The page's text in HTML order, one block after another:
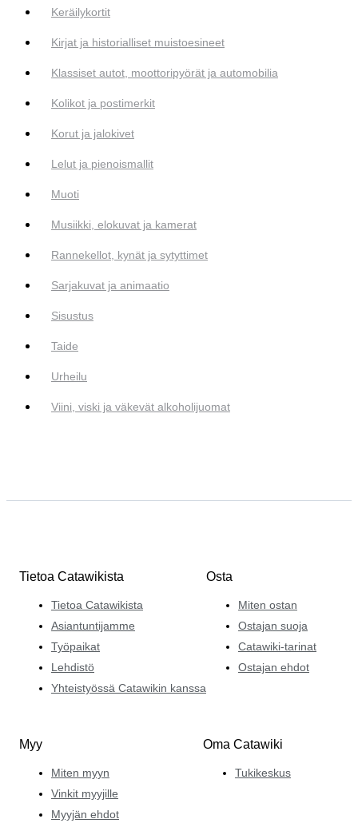
Keräilykortit
Kirjat ja historialliset muistoesineet
Klassiset autot, moottoripyörät ja automobilia
Kolikot ja postimerkit
Korut ja jalokivet
Lelut ja pienoismallit
Muoti
Musiikki, elokuvat ja kamerat
Rannekellot, kynät ja sytyttimet
Sarjakuvat ja animaatio
Sisustus
Taide
Urheilu
Viini, viski ja väkevät alkoholijuomat
Tietoa Catawikista
Tietoa Catawikista
Asiantuntijamme
Työpaikat
Lehdistö
Yhteistyössä Catawikin kanssa
Osta
Miten ostan
Ostajan suoja
Catawiki-tarinat
Ostajan ehdot
Myy
Miten myyn
Vinkit myyjille
Myyjän ehdot
Oma Catawiki
Tukikeskus